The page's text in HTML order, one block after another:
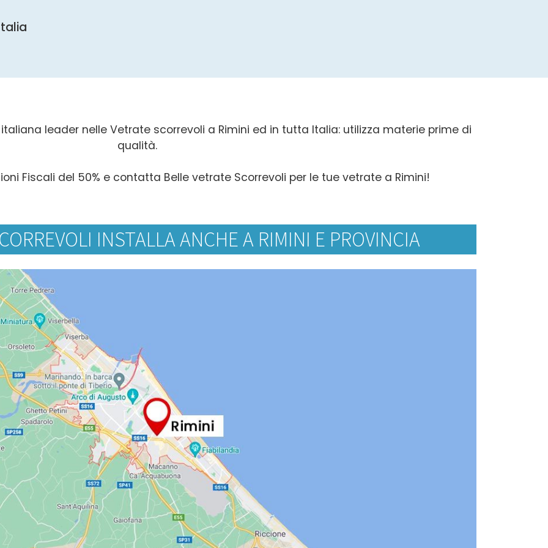
leader nelle Vetrate scorrevoli a Rimini ed in tutta Italia: utilizza materie prime di
qualità.
Fiscali del 50% e contatta Belle vetrate Scorrevoli per le tue vetrate a Rimini!
INSTALLA ANCHE A RIMINI E PROVINCIA